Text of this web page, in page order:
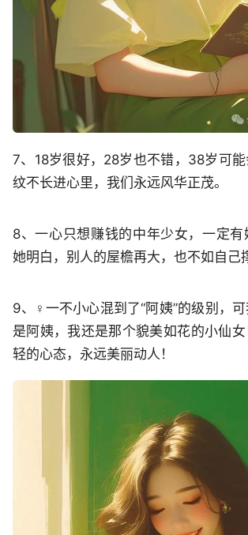
7、18岁很好，28岁也不错，38岁可
纹不长进心里，我们永远风华正茂。
8、一心只想赚钱的中年少女，一定
她明白，别人的屋檐再大，也不如自己
9、‍♀️一不小心混到了“阿姨”的级别，
是阿姨，我还是那个貌美如花的小仙
轻的心态，永远美丽动人！